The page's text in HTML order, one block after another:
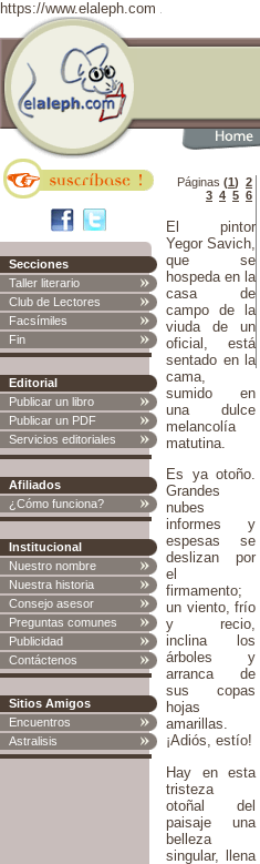
https://www.elaleph.com
Secciones
Taller literario
Club de Lectores
Facsímiles
Fin
Editorial
Publicar un libro
Publicar un PDF
Servicios editoriales
Afiliados
¿Cómo funciona?
Institucional
Nuestro nombre
Nuestra historia
Consejo asesor
Preguntas comunes
Publicidad
Contáctenos
Sitios Amigos
Encuentros
Astralisis
Páginas (1) 2
3 4 5 6
El pintor
Yegor Savich,
que se
hospeda en la
casa de
campo de la
viuda de un
oficial, está
sentado en la
cama,
sumido en
una dulce
melancolía
matutina.
Es ya otoño.
Grandes
nubes
informes y
espesas se
deslizan por
el
firmamento;
un viento, frío
y recio,
inclina los
árboles y
arranca de
sus copas
hojas
amarillas.
¡Adiós, estío!
Hay en esta
tristeza
otoñal del
paisaje una
belleza
singular, llena